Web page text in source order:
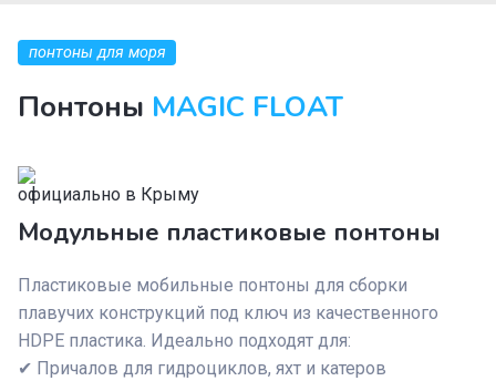
понтоны для моря
Понтоны MAGIC FLOAT
официально в Крыму
Модульные пластиковые понтоны
Пластиковые мобильные понтоны для сборки
плавучих конструкций под ключ из качественного
HDPE пластика. Идеально подходят для:
✔ Причалов для гидроциклов, яхт и катеров